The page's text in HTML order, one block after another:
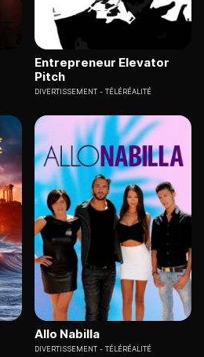
Entrepreneur Elevator
Pitch
DIVERTISSEMENT TÉLÉRÉALITÉ
Allo Nabilla
DIVERTISSEMENT TÉLÉRÉALITÉ